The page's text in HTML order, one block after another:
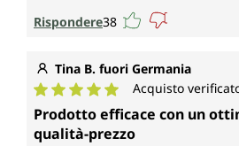
Rispondere38
Tina B. fuori Germania
Valutazione media di 5 su 5
Acquisto
Prodotto efficace con un
qualità-prezzo